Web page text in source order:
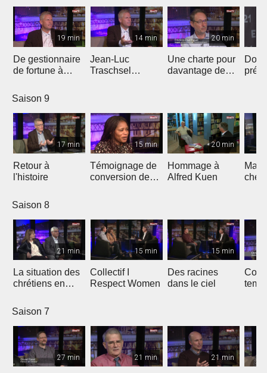
19 min
De gestionnaire
de fortune à
«ligue
européenne"
14 min
Jean-Luc
Traschsel
20 min
Une charte pour
davantage de
Don
Saison 9
17 min
Retour à
l'histoire
15 min
Témoignage de
conversion de
20 min
Hommage à
Alfred Kuen
Saison 8
21 min
La situation des
chrétiens en
15 min
Collectif I
Respect Women
15 min
Des racines
dans le ciel
Saison 7
27 min 21 min 21 min